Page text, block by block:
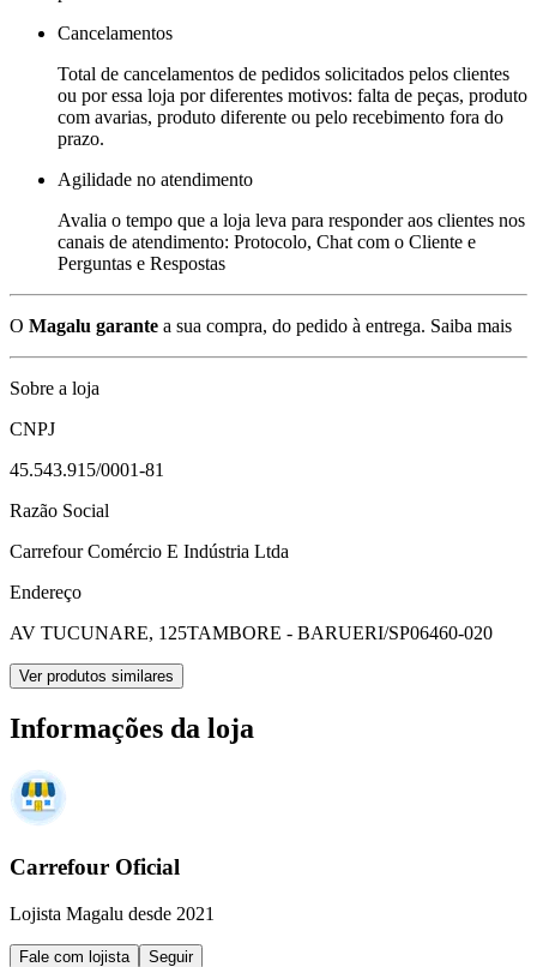
Cancelamentos
Total de cancelamentos de pedidos solicitados pelos clientes
ou por essa loja por diferentes motivos: falta de peças, produto
com avarias, produto diferente ou pelo recebimento fora do
prazo.
Agilidade no atendimento
Avalia o tempo que a loja leva para responder aos clientes nos
canais de atendimento: Protocolo, Chat com o Cliente e
Perguntas e Respostas
O Magalu garante a sua compra, do pedido à entrega. Saiba mais
Sobre a loja
CNPJ
45.543.915/0001-81
Razão Social
Carrefour Comércio E Indústria Ltda
Endereço
AV TUCUNARE, 125TAMBORE - BARUERI/SP06460-020
Ver produtos similares
Informações da loja
Carrefour Oficial
Lojista Magalu desde 2021
Fale com lojista Seguir